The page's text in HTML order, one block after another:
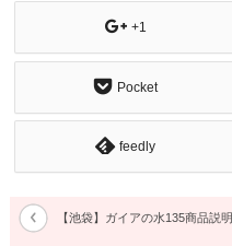
+1
Pocket
feedly
【池袋】ガイアの水135商品説明